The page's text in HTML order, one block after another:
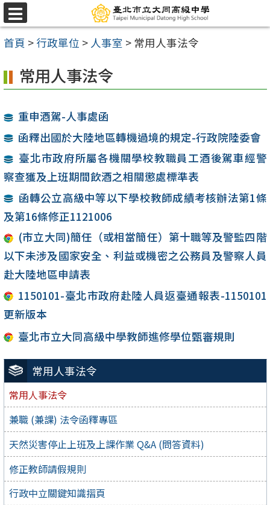
跳
至
主
內
區
選
單
首頁 > 行政單位 > 人事室 > 常用人事法令
常用人事法令
常用人事法令
兼職 (兼課) 法令函釋專區
天然災害停止上班及上課作業 Q&A (問答資料)
修正教師請假規則
行政中立關鍵知識摺頁
常用人事法令
重申酒駕-人事處函
函釋出國於大陸地區轉機過境的規定-行政院陸委會
臺北市政府所屬各機關學校教職員工酒後駕車經警
察查獲及上班期間飲酒之相關懲處標準表
函轉公立高級中等以下學校教師成績考核辦法第1條
及第16條修正1121006
(市立大同)簡任（或相當簡任）第十職等及警監四階
以下未涉及國家安全、利益或機密之公務員及警察人員
赴大陸地區申請表
1150101-臺北市政府赴陸人員返臺通報表-1150101
更新版本
臺北市立大同高級中學教師進修學位甄審規則